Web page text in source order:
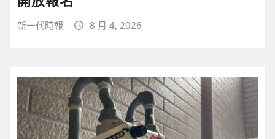
新一代時報 8 月 4, 2026